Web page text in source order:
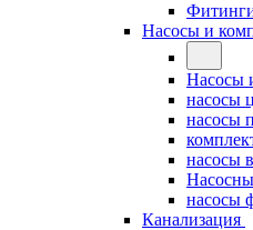
Насосы и
Насосы
насосы
насосы
насосы
насосы
Канализация